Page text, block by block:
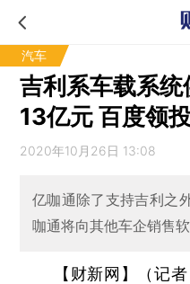
汽车
吉利系车载系
13亿元 百度领
2020年10月26日 13:08
亿咖通除了支持吉利之
咖通将向其他车企销售
【财新网】（记者